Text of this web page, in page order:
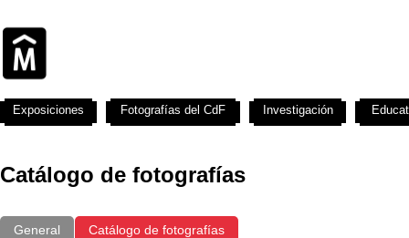
Catálogo de fotografías
General Catálogo de fotografías
Exposiciones Fotografías del CdF Investigación